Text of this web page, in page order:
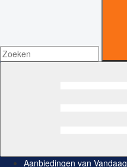
Aanbiedingen van Vandaag